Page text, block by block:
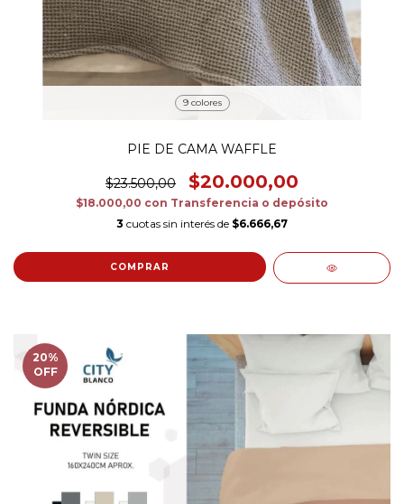
9 colores
PIE DE CAMA WAFFLE
$23.500,00 $20.000,00
$18.000,00 con Transferencia o depósito
3 cuotas sin interés de $6.666,67
COMPRAR
20%
OFF